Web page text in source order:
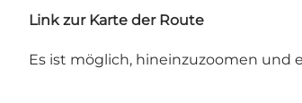
Link zur Karte der Route
Es ist möglich, hineinzuzoomen und